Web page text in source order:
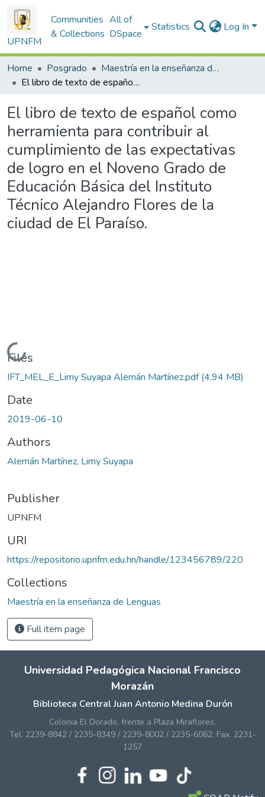
UPNFM
Communities
& Collections
All of
DSpace
Statistics Log In
Home Posgrado
Maestría en la enseñanza de Lenguas
El libro de texto de español como herramienta para contribuir al cumplimiento de las expectativas de logro en el Noveno Grado de Educación Básica del Instituto Técnico Alejandro Flores de la ciudad de El Paraíso.
El libro de texto de español como
herramienta para contribuir al
cumplimiento de las expectativas
de logro en el Noveno Grado de
Educación Básica del Instituto
Técnico Alejandro Flores de la
ciudad de El Paraíso.
Loading...
Files
IFT_MEL_E_Limy Suyapa Alemán Martínez.pdf(4.94 MB)
Date
2019-06-10
Authors
Alemán Martínez, Limy Suyapa
Publisher
UPNFM
URI
https://repositorio.upnfm.edu.hn/handle/123456789/220
Collections
Maestría en la enseñanza de Lenguas
Full item page
Universidad Pedagógica Nacional Francisco
Morazán
Biblioteca Central Juan Antonio Medina Durón
Colonia El Dorado, frente a Plaza Miraflores.
Tel. 2239-8842 / 2235-8349 / 2239-8002 / 2235-6062, Fax. 2231-
1257